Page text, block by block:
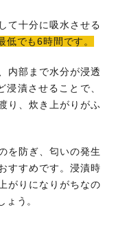
て十分に吸水させる
低でも6時間です。
内部まで水分が浸透
漬させることで、
り、炊き上がりがふ
を防ぎ、匂いの発生
すすめです。浸漬時
がりになりがちなの
う。